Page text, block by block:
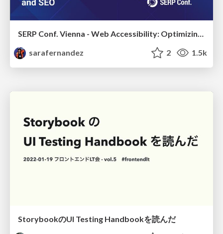
SERP Conf. Vienna - Web Accessibility: Optimizing for Inclusivity and SEO
sarafernandez
2 1.5k
StorybookのUI Testing Handbookを読んだ